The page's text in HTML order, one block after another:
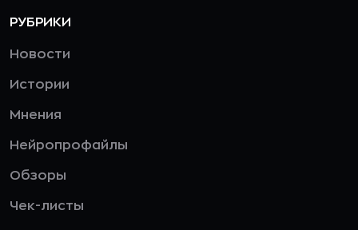
РУБРИКИ
Новости
Истории
Мнения
Нейропрофайлы
Обзоры
Чек-листы